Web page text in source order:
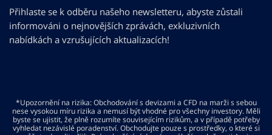
Přihlaste se k odběru našeho newsletteru, abyste zůstali
informováni o nejnovějších zprávách, exkluzivních
nabídkách a vzrušujících aktualizacích!
*Upozornění na rizika: Obchodování s devizami a CFD na marži s sebou
nese vysokou míru rizika a nemusí být vhodné pro všechny investory. Měli
byste se ujistit, že plně rozumíte souvisejícím rizikům, a v případě potřeby
vyhledat nezávislé poradenství. Obchodujte pouze s prostředky, o které si